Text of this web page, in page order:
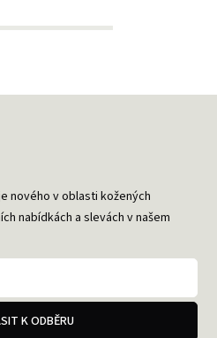
nového v oblasti kožených
nabídkách a slevách v našem
K ODBĚRU